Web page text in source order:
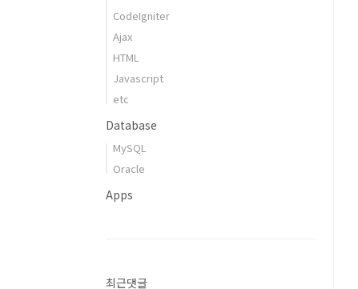
CodeIgniter
Ajax
HTML
Javascript
etc
Database
MySQL
Oracle
Apps
최근댓글